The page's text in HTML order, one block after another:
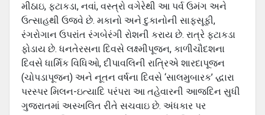
મીઠાઇ, ફટાકડા, નવાં, વસ્ત્રો વગેરેથી આ પર્વ ઉમંગ અને
ઉત્સાહથી ઉજવે છે. મકાનો અને દુકાનોની સાફસૂફી,
રંગરોગાન ઉપરાંત રંગબેરંગી રોશની કરાય છે. રાત્રે ફટાકડા
ફોડાય છે. ધનતેરસના દિવસે લક્ષ્મીપૂજન, કાળીચૌદશના
દિવસે ધાર્મિક વિધિઓ, દીપાવલિની રાત્રિએ શારદાપૂજન
(ચોપડાપૂજન) અને નૂતન વર્ષના દિવસે ‘સાલમુબારક’ દ્ધારા
પરસ્પર મિલન-ઇત્યાદિ પરંપરા આ તહેવારની આજદિન સુધી
ગુજરાતમાં અસ્ખલિત રીતે સચવાઇ છે. અંધકાર પર